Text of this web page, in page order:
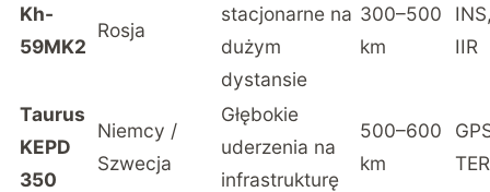
Kh-
59MK2
Rosja
stacjonarne na
dużym
dystansie
300–500
km
IIR
Taurus
KEPD
350
Niemcy /
Szwecja
Głębokie
uderzenia na
infrastrukturę
500–600
km